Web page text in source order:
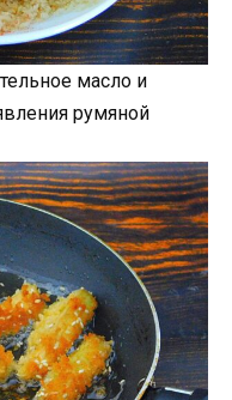
масло и
румяной